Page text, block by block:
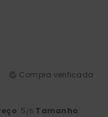
Compra verificada
: 5 /5 Tamanho: